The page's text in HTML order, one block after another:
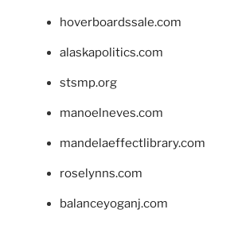
hoverboardssale.com
alaskapolitics.com
stsmp.org
manoelneves.com
mandelaeffectlibrary.com
roselynns.com
balanceyoganj.com